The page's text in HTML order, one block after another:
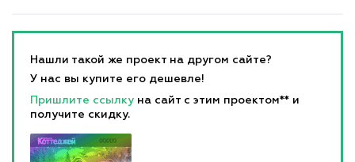
Нашли такой же проект на другом сайте?
У нас вы купите его дешевле!
Пришлите ссылку на сайт с этим проектом** и
получите скидку.